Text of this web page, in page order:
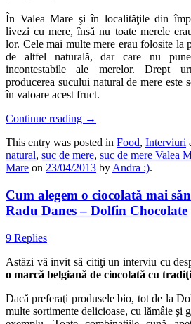
În Valea Mare şi în localităţile din
livezi cu mere, însă nu toate merele
lor. Cele mai multe mere erau folosite la
de altfel naturală, dar care nu
incontestabile ale merelor. Drept
producerea sucului natural de mere este
în valoare acest fruct.
Continue reading →
This entry was posted in Food, Interviuri
natural, suc de mere, suc de mere Valea
Mare on 23/04/2013 byAndra :).
Cum alegem o ciocolată mai
Radu Danes – Dolfin Chocolate
9 Replies
Astăzi vă invit să citiţi un interviu cu
o marcă belgiană de ciocolată cu
Dacă preferaţi produsele bio, tot de la
multe sortimente delicioase, cu lămâie şi